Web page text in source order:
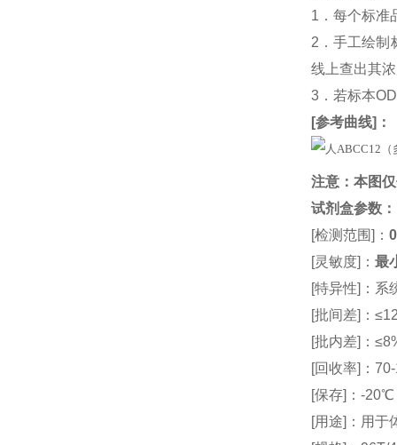
1．每个标准
2．手工绘制
线上查出其
3．若标本
[参考曲线]：
注意：本图
试剂盒参数 ：
[检测范围]：
[灵敏度]：最
[特异性]：系
[批间差]：
[批内差]：
[回收率]：
[保存]：-
[用途]：用于